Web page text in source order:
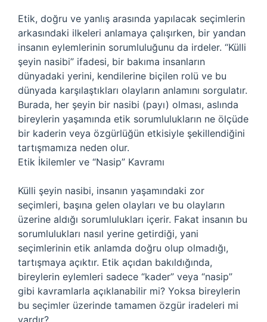
Etik, doğru ve yanlış arasında yapılacak seçimlerin
arkasındaki ilkeleri anlamaya çalışırken, bir yandan
insanın eylemlerinin sorumluluğunu da irdeler. “Külli
şeyin nasibi” ifadesi, bir bakıma insanların
dünyadaki yerini, kendilerine biçilen rolü ve bu
dünyada karşılaştıkları olayların anlamını sorgulatır.
Burada, her şeyin bir nasibi (payı) olması, aslında
bireylerin yaşamında etik sorumlulukların ne ölçüde
bir kaderin veya özgürlüğün etkisiyle şekillendiğini
tartışmamıza neden olur.
Etik İkilemler ve “Nasip” Kavramı
Külli şeyin nasibi, insanın yaşamındaki zor
seçimleri, başına gelen olayları ve bu olayların
üzerine aldığı sorumlulukları içerir. Fakat insanın bu
sorumlulukları nasıl yerine getirdiği, yani
seçimlerinin etik anlamda doğru olup olmadığı,
tartışmaya açıktır. Etik açıdan bakıldığında,
bireylerin eylemleri sadece “kader” veya “nasip”
gibi kavramlarla açıklanabilir mi? Yoksa bireylerin
bu seçimler üzerinde tamamen özgür iradeleri mi
vardır?